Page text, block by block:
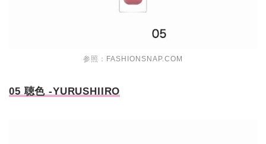
参照： FASHIONSNAP.COM
05 聴色 -YURUSHIIRO